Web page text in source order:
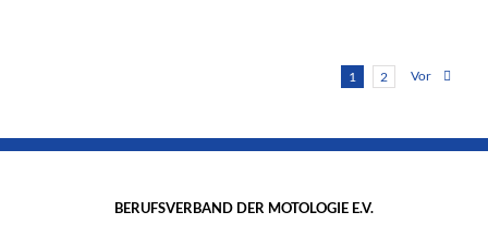
1 2 Vor
BERUFSVERBAND DER MOTOLOGIE E.V.